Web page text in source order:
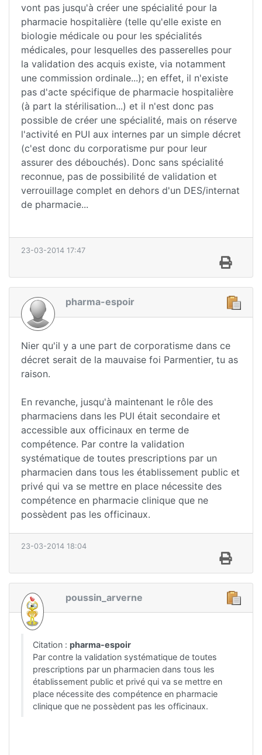
vont pas jusqu'à créer une spécialité pour la
pharmacie hospitalière (telle qu'elle existe en
biologie médicale ou pour les spécialités
médicales, pour lesquelles des passerelles pour
la validation des acquis existe, via notamment
une commission ordinale...); en effet, il n'existe
pas d'acte spécifique de pharmacie hospitalière
(à part la stérilisation...) et il n'est donc pas
possible de créer une spécialité, mais on réserve
l'activité en PUI aux internes par un simple décret
(c'est donc du corporatisme pur pour leur
assurer des débouchés). Donc sans spécialité
reconnue, pas de possibilité de validation et
verrouillage complet en dehors d'un DES/internat
de pharmacie...
23-03-2014 17:47
pharma-espoir
Nier qu'il y a une part de corporatisme dans ce
décret serait de la mauvaise foi Parmentier, tu as
raison.
En revanche, jusqu'à maintenant le rôle des
pharmaciens dans les PUI était secondaire et
accessible aux officinaux en terme de
compétence. Par contre la validation
systématique de toutes prescriptions par un
pharmacien dans tous les établissement public et
privé qui va se mettre en place nécessite des
compétence en pharmacie clinique que ne
possèdent pas les officinaux.
23-03-2014 18:04
poussin_arverne
Citation : pharma-espoir
Par contre la validation systématique de toutes
prescriptions par un pharmacien dans tous les
établissement public et privé qui va se mettre en
place nécessite des compétence en pharmacie
clinique que ne possèdent pas les officinaux.